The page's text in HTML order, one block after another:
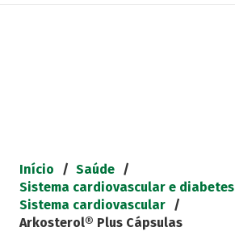
Início / Saúde /
Sistema cardiovascular e diabetes
Sistema cardiovascular /
Arkosterol® Plus Cápsulas